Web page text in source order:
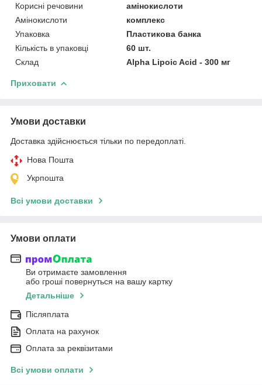
Корисні речовини
амінокислоти
Амінокислоти
комплекс
Упаковка
Пластикова банка
Кількість в упаковці
60 шт.
Склад
Alpha Lipoic Acid - 300 мг
Приховати
Умови доставки
Доставка здійснюється тільки по передоплаті.
Нова Пошта
Укрпошта
Всі умови доставки
Умови оплати
Ви отримаєте замовлення
або гроші повернуться на вашу картку
Детальніше
Післяплата
Оплата на рахунок
Оплата за реквізитами
Всі умови оплати